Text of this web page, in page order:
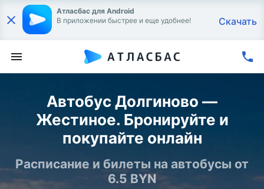
Атласбас для Android
В приложении быстрее и еще удобнее!
Скачать
Автобус Долгиново —
Жестиное. Бронируйте и
покупайте онлайн
Расписание и билеты на автобусы от
6.5 BYN